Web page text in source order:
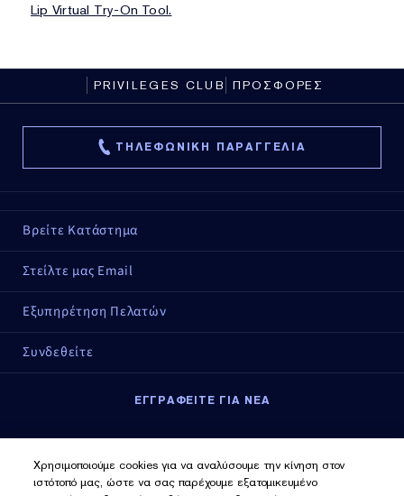
Lip Virtual Try-On Tool.
PRIVILEGES CLUB ΠΡΟΣΦΟΡΕΣ
ΤΗΛΕΦΩΝΙΚΗ ΠΑΡΑΓΓΕΛΙΑ
Βρείτε Κατάστημα
Στείλτε μας Email
Εξυπηρέτηση Πελατών
Συνδεθείτε
ΕΓΓΡΑΦΕΙΤΕ ΓΙΑ ΝΕΑ
Χρησιμοποιούμε cookies για να αναλύσουμε την κίνηση στον
ιστότοπό μας, ώστε να σας παρέχουμε εξατομικευμένο